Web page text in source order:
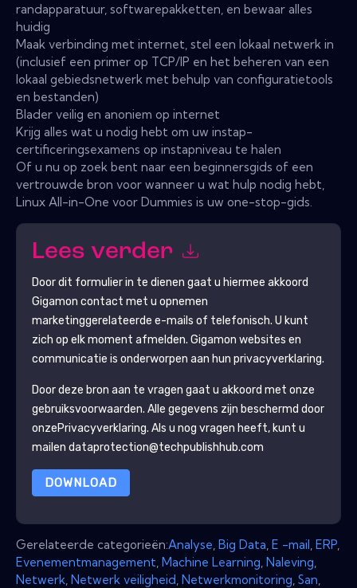
randapparatuur, softwarepakketten, en bewaar alles
huidig
Maak verbinding met internet, stel een lokaal netwerk in
(inclusief een primer op TCP/IP en het beheren van een
lokaal gebiedsnetwerk met behulp van configuratietools
en bestanden)
Blader veilig en anoniem op internet
Krijg alles wat u nodig hebt om uw instap-
certificeringsexamens op instapniveau te halen
Of u nu op zoek bent naar een beginnersgids of een
vertrouwde bron voor wanneer u wat hulp nodig hebt,
Linux All-in-One voor Dummies is uw one-stop-gids.
Lees verder
Door dit formulier in te dienen gaat u hiermee akkoord
Gigamon contact met u opnemen
marketinggerelateerde e-mails of telefonisch. U kunt
zich op elk moment afmelden. Gigamon websites en
communicatie is onderworpen aan hun privacyverklaring.
Door deze bron aan te vragen gaat u akkoord met onze
gebruiksvoorwaarden. Alle gegevens zijn beschermd door
onzePrivacyverklaring. Als u nog vragen heeft, kunt u
mailen dataprotection@techpublishhub.com
DOWNLOAD
Gerelateerde categorieën:Analyse Big Data E -mail ERP
Evenementmanagement Machine Learning Naleving
Netwerk Netwerk veiligheid Netwerkmonitoring San